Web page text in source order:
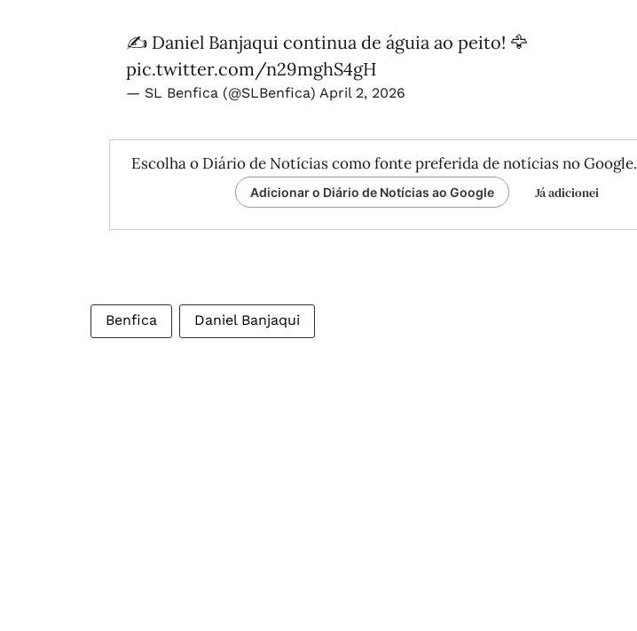
✍️ Daniel Banjaqui continua de águia ao peito! 🦅
pic.twitter.com/n29mghS4gH
— SL Benfica (@SLBenfica) April 2, 2026
Escolha o Diário de Notícias como fonte preferida de notícias no Google.
Adicionar o Diário de Notícias ao Google Já adicionei
Benfica Daniel Banjaqui